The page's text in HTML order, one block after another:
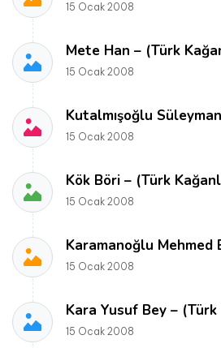
15 Ocak 2008
Mete Han – (Türk
15 Ocak 2008
Kutalmışoğlu
15 Ocak 2008
Kök Böri – (Türk
15 Ocak 2008
Karamanoğlu Mehmed
15 Ocak 2008
Kara Yusuf Bey –
15 Ocak 2008